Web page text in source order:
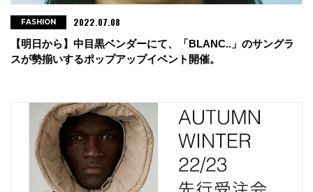
【明日から】中目黒ベンダーにて、「BLANC..」のサングラ
スが勢揃いするポップアップイベント開催。
FASHION 2022.07.08